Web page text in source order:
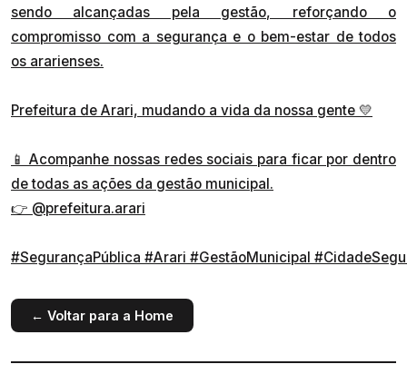
sendo alcançadas pela gestão, reforçando o
compromisso com a segurança e o bem-estar de todos
os ararienses.
Prefeitura de Arari, mudando a vida da nossa gente 💛
📱 Acompanhe nossas redes sociais para ficar por dentro
de todas as ações da gestão municipal.
👉 @prefeitura.arari
#SegurançaPública #Arari #GestãoMunicipal
← Voltar para a Home